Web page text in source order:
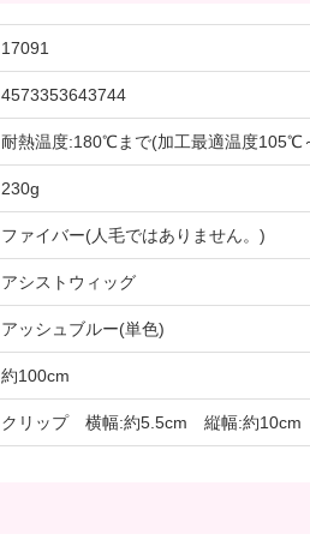
17091
4573353643744
耐熱温度:180℃まで(加工最適温度105℃
230g
ファイバー(人毛ではありません。)
アシストウィッグ
アッシュブルー(単色)
約100cm
クリップ 横幅:約5.5cm 縦幅:約10cm